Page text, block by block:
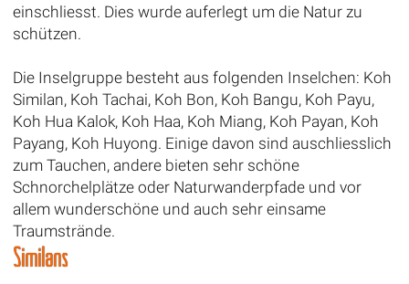
einschliesst. Dies wurde auferlegt um die Natur zu
schützen.
Die Inselgruppe besteht aus folgenden Inselchen: Koh
Similan, Koh Tachai, Koh Bon, Koh Bangu, Koh Payu,
Koh Hua Kalok, Koh Haa, Koh Miang, Koh Payan, Koh
Payang, Koh Huyong. Einige davon sind auschliesslich
zum Tauchen, andere bieten sehr schöne
Schnorchelplätze oder Naturwanderpfade und vor
allem wunderschöne und auch sehr einsame
Traumstrände.
Similans